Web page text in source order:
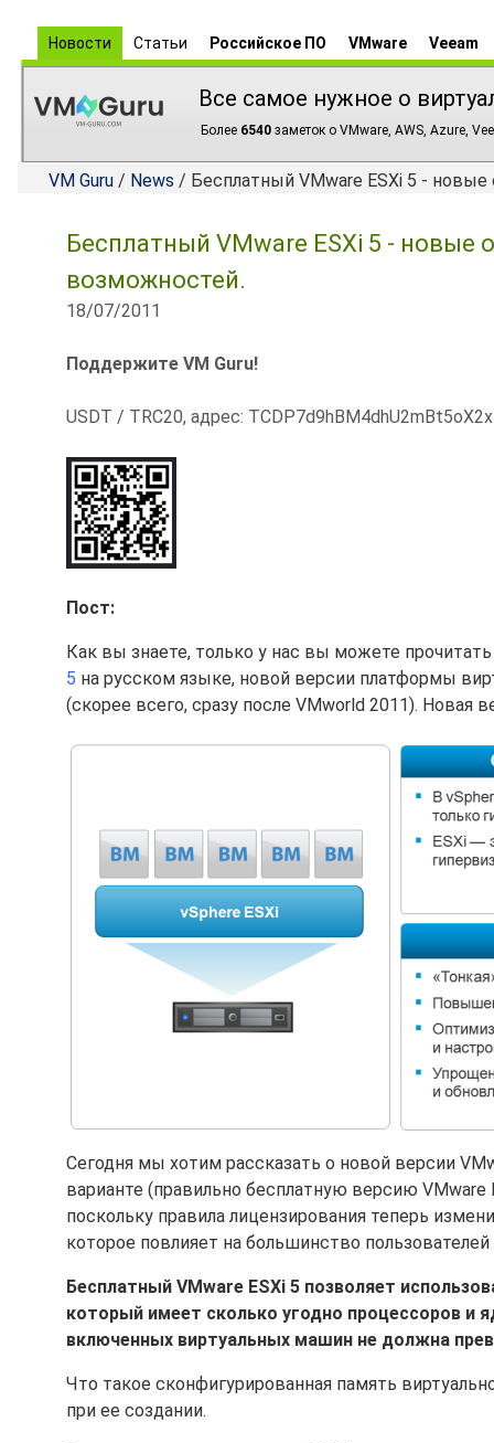
Новости Статьи Российское ПО VMware Veeam
Все самое нужное о
Более 6540 заметок о VMware, AWS, Azure,
VM Guru / News / Бесплатный VMware ESXi 5 -
Бесплатный VMware ESXi 5 - новые
возможностей.
18/07/2011
Поддержите VM Guru!
USDT / TRC20, адрес:
Пост:
Как вы знаете, только у нас вы можете
5 на русском языке, новой версии платформы
(скорее всего, сразу после VMworld 2011). Новая
Сегодня мы хотим рассказать о новой версии
варианте (правильно бесплатную версию
поскольку правила лицензирования теперь
которое повлияет на большинство
Бесплатный VMware ESXi 5 позволяет
который имеет сколько угодно процессоров и
включенных виртуальных машин не должна
Что такое сконфигурированная память
при ее создании.